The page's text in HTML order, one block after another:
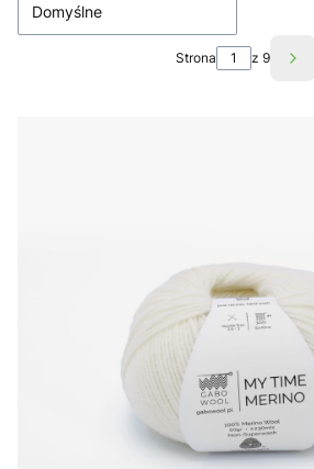
Domyślne
Strona z 9